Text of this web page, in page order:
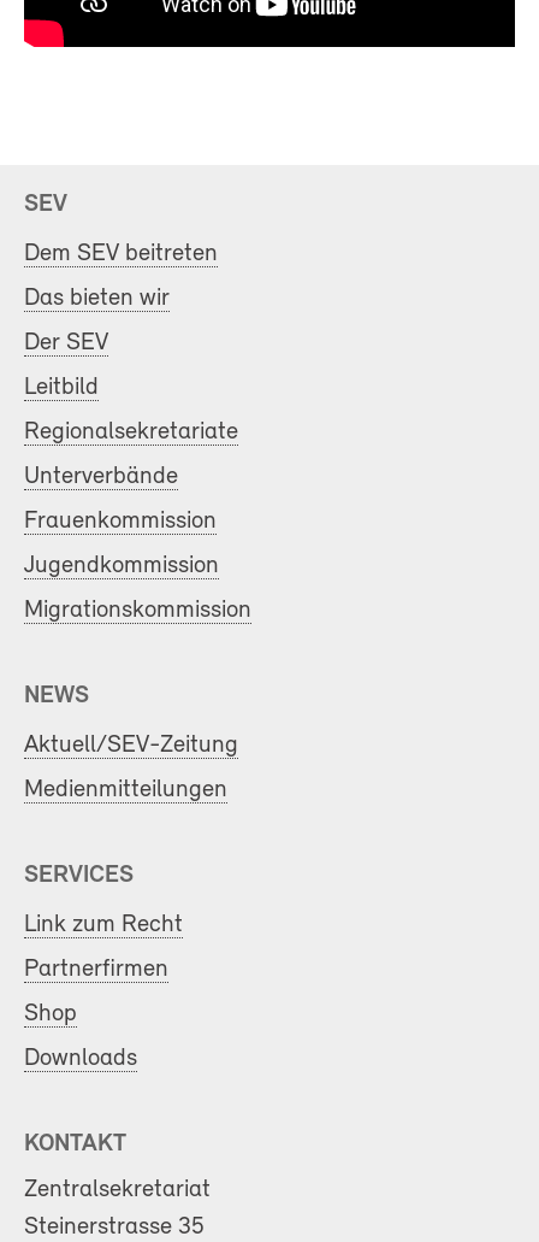
SEV
Dem SEV beitreten
Das bieten wir
Der SEV
Leitbild
Regionalsekretariate
Unterverbände
Frauenkommission
Jugendkommission
Migrationskommission
NEWS
Aktuell/SEV-Zeitung
Medienmitteilungen
SERVICES
Link zum Recht
Partnerfirmen
Shop
Downloads
KONTAKT
Zentralsekretariat
Steinerstrasse 35